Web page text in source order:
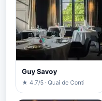
Guy Savoy
★ 4.7/5 · Quai de Conti